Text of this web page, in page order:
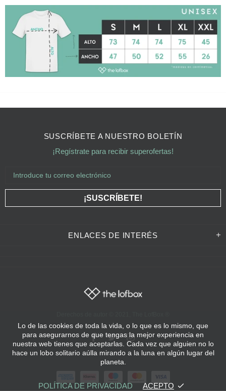
ENLACES DE INTERÉS
SUSCRÍBETE A NUESTRO BOLETÍN
¡Regístrate para recibir superofertas!
Lo de las cookies de toda la vida, o lo que es lo mismo, que
para asegurarnos de que tengas la mejor experiencia en
nuestra web tienes que aceptarlas. Cada vez que alguien no lo
hace un lobo solitario aúlla mirando a la luna en algún lugar del
planeta.
POLÍTICA DE PRIVACIDAD ACEPTO